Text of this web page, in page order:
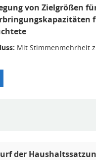
von Zielgrößen
Mit Stimmenmehrheit
der